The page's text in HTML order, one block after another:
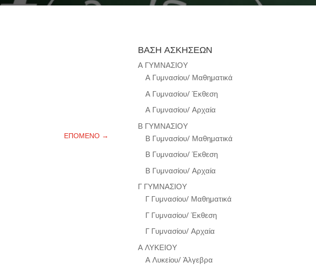
ΕΠΟΜΕΝΟ →
ΒΑΣΗ ΑΣΚΗΣΕΩΝ
Α ΓΥΜΝΑΣΙΟΥ
Α Γυμνασίου/ Μαθηματικά
Α Γυμνασίου/ Έκθεση
Α Γυμνασίου/ Αρχαία
Β ΓΥΜΝΑΣΙΟΥ
Β Γυμνασίου/ Μαθηματικά
Β Γυμνασίου/ Έκθεση
Β Γυμνασίου/ Αρχαία
Γ ΓΥΜΝΑΣΙΟΥ
Γ Γυμνασίου/ Μαθηματικά
Γ Γυμνασίου/ Έκθεση
Γ Γυμνασίου/ Αρχαία
Α ΛΥΚΕΙΟΥ
Α Λυκείου/ Άλγεβρα